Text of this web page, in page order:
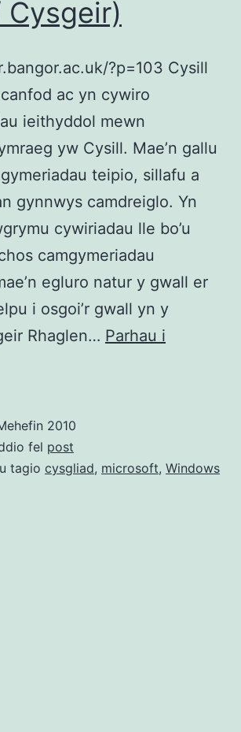
Cysgeir)
?p=103 Cysill
canfod ac yn cywiro
ieithyddol mewn
yw Cysill. Mae’n gallu
teipio, sillafu a
gynnwys camdreiglo. Yn
cywiriadau lle bo’u
camgymeriadau
egluro natur y gwall er
i osgoi’r gwall yn y
Rhaglen… Parhau i
2010
fel post
tagio cysgliad, microsoft, Windows